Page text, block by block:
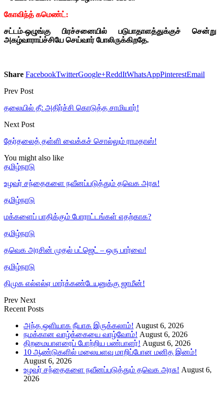
கோவிந்த் கமெண்ட்:
சட்டம்-ஒழுங்கு பிரச்சனையில் படுபாதாளத்துக்குச் சென்று
அகழ்வாராய்ச்சியே செய்வார் போலிருக்கிறதே.
Share FacebookTwitterGoogle+ReddItWhatsAppPinterestEmail
Prev Post
தலையில் தீ: அதிர்ச்சி கொடுத்த சாமியார்!
Next Post
தேர்தலைத் தள்ளி வைக்கச் சொல்லும் ராமதாஸ்!
You might also like
தமிழ்நாடு
உழவர் சந்தைகளை நவீனப்படுத்தும் தவெக அரசு!
தமிழ்நாடு
மக்களைப் பாதிக்கும் போராட்டங்கள் எதற்காக?
தமிழ்நாடு
தவெக அரசின் முதல் பட்ஜெட் – ஒரு பார்வை!
தமிழ்நாடு
திமுக எல்எல்ஏ மார்க்கண்டேயனுக்கு ஜாமீன்!
Prev Next
Recent Posts
அந்த ஒளியாக நீயாக இருக்கலாம்! August 6, 2026
நமக்கான வாழ்க்கையை வாழ்வோம்! August 6, 2026
திறமையாளரைப் போற்றிய பண்பாளர்! August 6, 2026
10 ஆண்டுகளில் மலையளவு மாறிப்போன மனித இனம்!
August 6, 2026
உழவர் சந்தைகளை நவீனப்படுத்தும் தவெக அரசு! August 6,
2026